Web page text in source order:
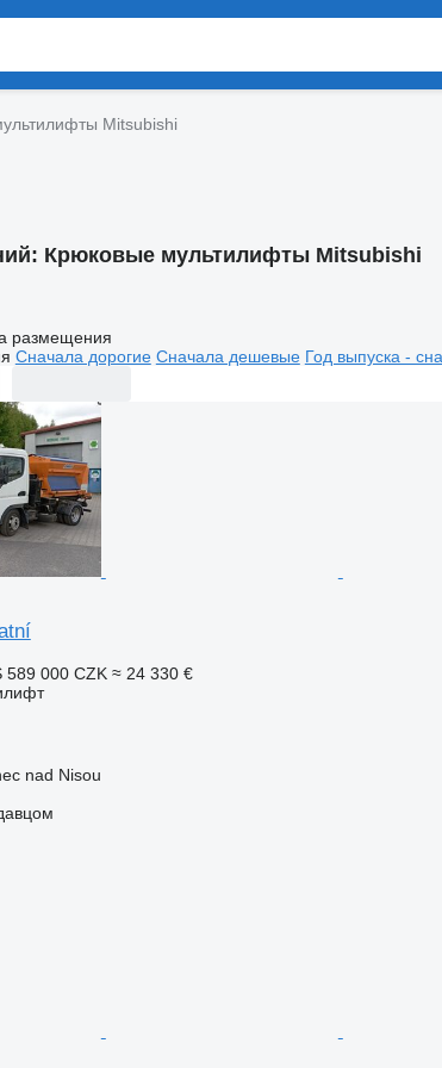
Mitsubishi
Крюковые мультилифты Mitsubishi
размещения
Сначала дорогие Сначала дешевые Год выпуска -
589 000 CZK ≈ 24 330 €
nad Nisou